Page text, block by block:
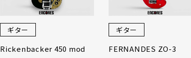
ギター
Rickenbacker 450 mod
ギター
FERNANDES ZO-3